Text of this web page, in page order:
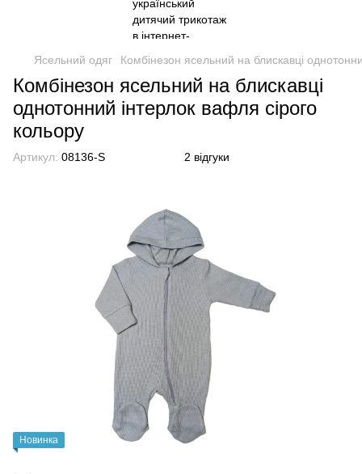
Ясельний одяг Комбінезон ясельний на блискавці
Комбінезон ясельний на блискавці
однотонний інтерлок вафля сірого
кольору
Артикул: 08136-S 2 відгуки
Новинка